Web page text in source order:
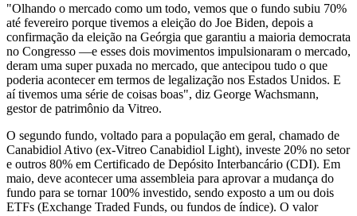
"Olhando o mercado como um todo, vemos que o fundo subiu 70%
até fevereiro porque tivemos a eleição do Joe Biden, depois a
confirmação da eleição na Geórgia que garantiu a maioria democrata
no Congresso —e esses dois movimentos impulsionaram o mercado,
deram uma super puxada no mercado, que antecipou tudo o que
poderia acontecer em termos de legalização nos Estados Unidos. E
aí tivemos uma série de coisas boas", diz George Wachsmann,
gestor de patrimônio da Vitreo.
O segundo fundo, voltado para a população em geral, chamado de
Canabidiol Ativo (ex-Vitreo Canabidiol Light), investe 20% no setor
e outros 80% em Certificado de Depósito Interbancário (CDI). Em
maio, deve acontecer uma assembleia para aprovar a mudança do
fundo para se tornar 100% investido, sendo exposto a um ou dois
ETFs (Exchange Traded Funds, ou fundos de índice). O valor